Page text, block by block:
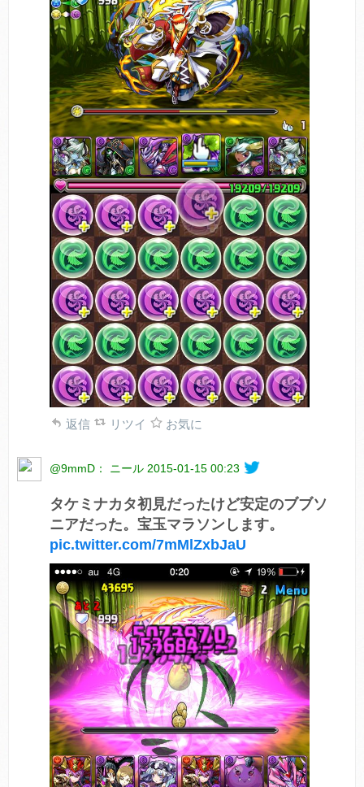
返信 リツイ お気に
@9mmD： ニール 2015-01-15 00:23
タケミナカタ初見だったけど安定のブブソ
ニアだった。宝玉マラソンします。
pic.twitter.com/7mMlZxbJaU